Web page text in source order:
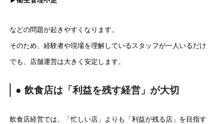
などの問題が起きやすくなります。
そのため、経験者や現場を理解しているスタッフが一人いるだけ
でも、店舗運営は大きく安定します。
● 飲食店は「利益を残す経営」が大切
飲食店経営では、「忙しい店」よりも「利益が残る店」を目指す